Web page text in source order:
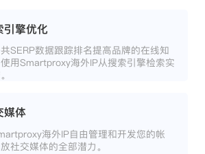
引擎优化
SERP数据跟踪排名提高品牌的在线知
用Smartproxy海外IP从搜索引擎检索实
媒体
海外IP自由管理和开发您的帐
社交媒体的全部潜力。